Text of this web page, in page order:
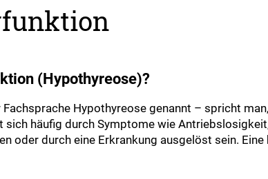
(Hypothyreose)?
Hypothyreose genannt – spricht
sich häufig durch Symptome wie
oder durch eine Erkrankung ausgelöst sein.